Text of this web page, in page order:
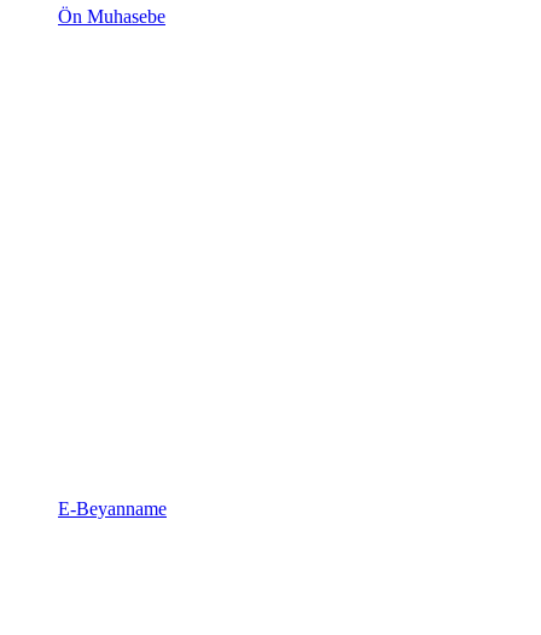
Ön Muhasebe
E-Beyanname